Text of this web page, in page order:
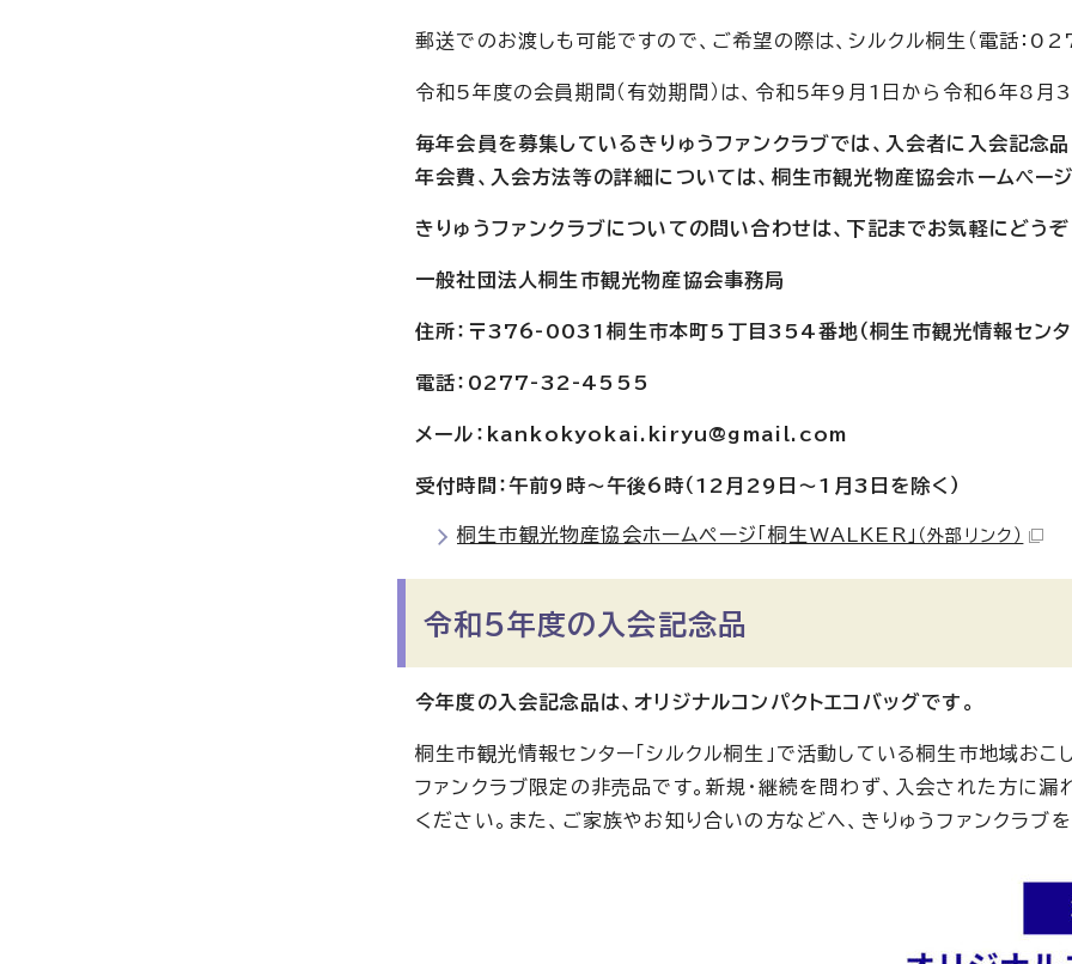
郵送でのお渡しも可能ですので、ご希望の際は、シルクル桐生（電話
令和5年度の会員期間（有効期間）は、令和5年9月1日から令和6年8月
毎年会員を募集しているきりゅうファンクラブでは、入会者に入会記念
年会費、入会方法等の詳細については、桐生市観光物産協会ホームペー
きりゅうファンクラブについての問い合わせは、下記までお気軽にどうぞ
一般社団法人桐生市観光物産協会事務局
住所：〒376-0031桐生市本町5丁目354番地（桐生市観光情報センタ
電話：0277-32-4555
メール：kankokyokai.kiryu@gmail.com
受付時間：午前9時〜午後6時（12月29日〜1月3日を除く）
桐生市観光物産協会ホームページ「桐生WALKER」 （外部リンク）
令和5年度の入会記念品
今年度の入会記念品は、オリジナルコンパクトエコバッグです。
桐生市観光情報センター「シルクル桐生」で活動している桐生市地域おこ
ファンクラブ限定の非売品です。新規・継続を問わず、入会された方に
ください。また、ご家族やお知り合いの方などへ、きりゅうファンクラブ